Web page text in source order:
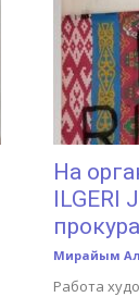
На
ILGERI
Мирайым
Работа